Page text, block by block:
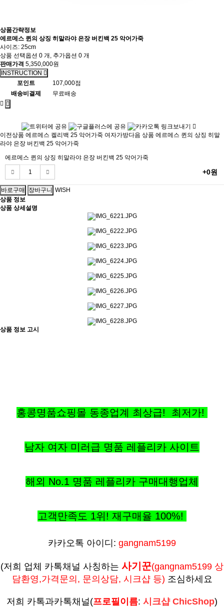
상품간략정보
에르메스 퀸의 상징 히말라야 은장 버킨백 25 악어가죽
사이즈: 25cm
상품 선택옵션 0 개, 추가옵션 0 개
판매가격 5,350,000원
INSTRUCTION
포인트
107,000점
배송비결제
무료배송
이전상품 에르메스 켈리백 25 악어가죽 여자가방다음 상품 에르메스 퀸의 상징 히말
라야 은장 버킨백 25 악어가죽
에르메스 퀸의 상징 히말라야 은장 버킨백 25 악어가죽
+0원
WISH
상품 정보
상품 상세설명
상품 정보 고시
홍콩명품쇼핑몰 동종업계 최상급! 최저가!
남자 여자 미러급 명품 레플리카 사이트
해외 No.1 명품 레플리카 구매대행업체
고객만족도 1위! 재구매율 100%!
카카오톡 아이디: gangnam5199
(저희 업체 카톡채널 사칭하는 사기꾼(gangnam5199 상
담환영,가격문의, 문의상담, 시크샵 등) 조심하세요
저희 카톡과카톡채널(프로필이름: 시크샵 ChicShop)